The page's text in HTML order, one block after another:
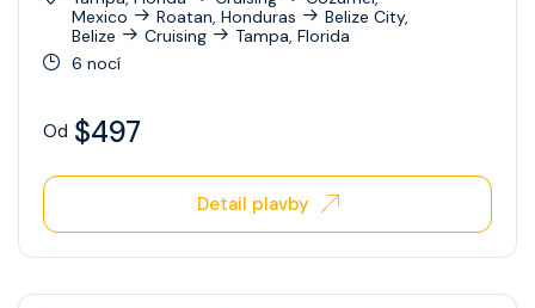
Mexico
Roatan, Honduras
Belize City,
Belize
Cruising
Tampa, Florida
6 nocí
Od $497
Detail plavby